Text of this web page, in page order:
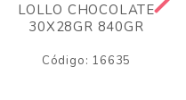
LOLLO CHOCOLATE
30X28GR 840GR
Código: 16635